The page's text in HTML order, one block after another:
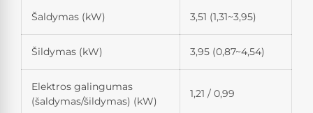
Šaldymas (kW) 3,51 (1,31~3,95)
Šildymas (kW) 3,95 (0,87~4,54)
Elektros galingumas
(šaldymas/šildymas) (kW)
1,21 / 0,99